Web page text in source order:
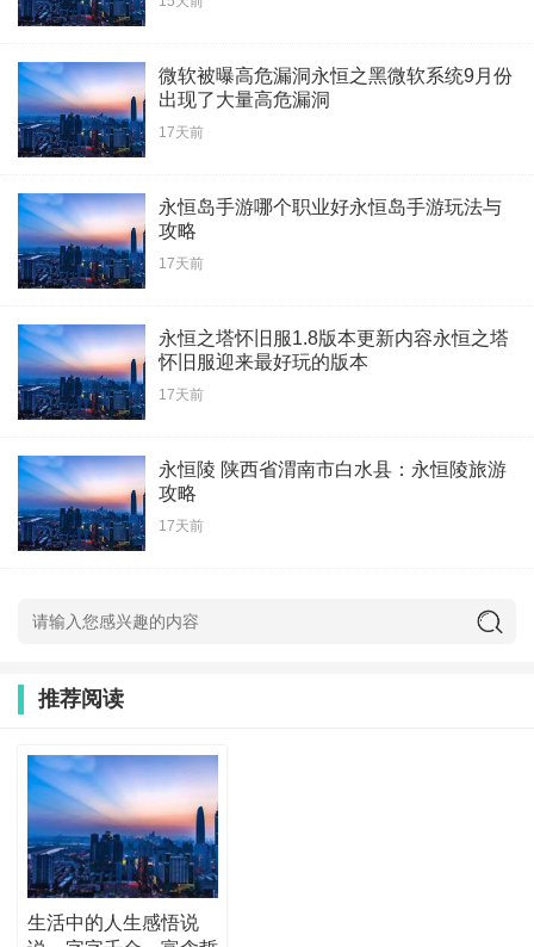
微软被曝高危漏洞永恒之黑微软系统9月份
出现了大量高危漏洞
17天前
永恒岛手游哪个职业好永恒岛手游玩法与
攻略
17天前
永恒之塔怀旧服1.8版本更新内容永恒之塔
怀旧服迎来最好玩的版本
17天前
永恒陵 陕西省渭南市白水县：永恒陵旅游
攻略
17天前
推荐阅读
生活中的人生感悟说